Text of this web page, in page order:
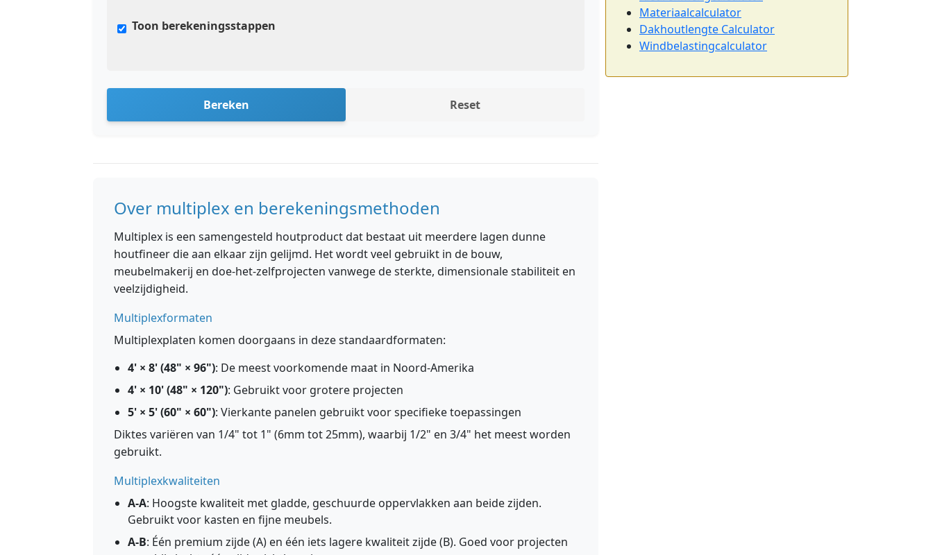
Toon berekeningsstappen
Bereken Reset
Over multiplex en berekeningsmethoden
Multiplex is een samengesteld houtproduct dat bestaat uit meerdere lagen dunne
houtfineer die aan elkaar zijn gelijmd. Het wordt veel gebruikt in de bouw,
meubelmakerij en doe-het-zelfprojecten vanwege de sterkte, dimensionale stabiliteit en
veelzijdigheid.
Multiplexformaten
Multiplexplaten komen doorgaans in deze standaardformaten:
4' × 8' (48" × 96"): De meest voorkomende maat in Noord-Amerika
4' × 10' (48" × 120"): Gebruikt voor grotere projecten
5' × 5' (60" × 60"): Vierkante panelen gebruikt voor specifieke toepassingen
Diktes variëren van 1/4" tot 1" (6mm tot 25mm), waarbij 1/2" en 3/4" het meest worden
gebruikt.
Multiplexkwaliteiten
A-A: Hoogste kwaliteit met gladde, geschuurde oppervlakken aan beide zijden.
Gebruikt voor kasten en fijne meubels.
A-B: Één premium zijde (A) en één iets lagere kwaliteit zijde (B). Goed voor projecten
Materiaalcalculator
Dakhoutlengte Calculator
Windbelastingcalculator